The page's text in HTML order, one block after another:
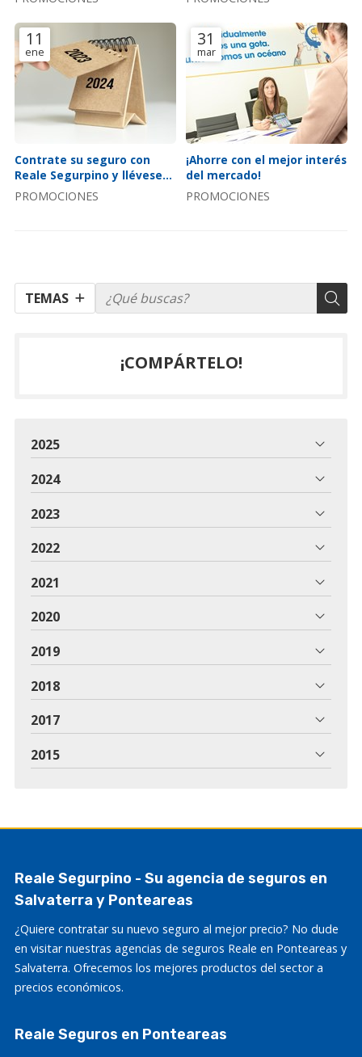
TEMAS
11
ene
Contrate su seguro con
Reale Segurpino y llévese
un calendario de 2024
PROMOCIONES
31
mar
¡Ahorre con el mejor interés
del mercado!
PROMOCIONES
¡COMPÁRTELO!
2025
2024
2023
2022
2021
2020
2019
2018
2017
2015
Reale Segurpino - Su agencia de seguros en
Salvaterra y Ponteareas
¿Quiere contratar su nuevo seguro al mejor precio? No dude
en visitar nuestras agencias de seguros Reale en Ponteareas y
Salvaterra. Ofrecemos los mejores productos del sector a
precios económicos.
Reale Seguros en Ponteareas